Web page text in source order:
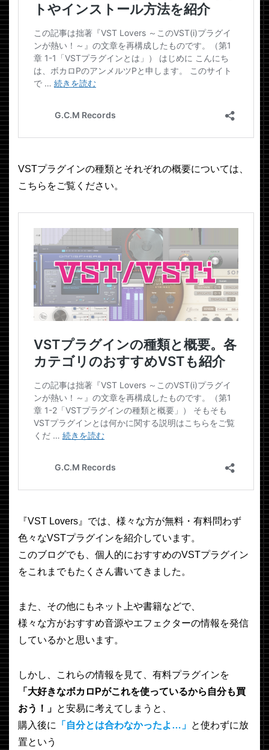
VSTプラグインの種類とそれぞれの概要については、
こちらをご覧ください。
『VST Lovers』では、様々な方が無料・有料問わず
色々なVSTプラグインを紹介しています。
このブログでも、個人的におすすめのVSTプラグイン
をこれまでもたくさん書いてきました。
また、その他にもネット上や書籍などで、
様々な方がおすすめ音源やエフェクターの情報を発信
しているかと思います。
しかし、これらの情報を見て、有料プラグインを
「大好きなボカロPがこれを使っているから自分も買
おう！」 と安易に考えてしまうと、
購入後に
「自分とは合わなかったよ…」 と使わずに放
置という